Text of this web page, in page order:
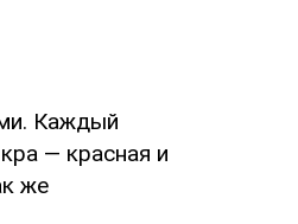
Каждый
— красная и
же